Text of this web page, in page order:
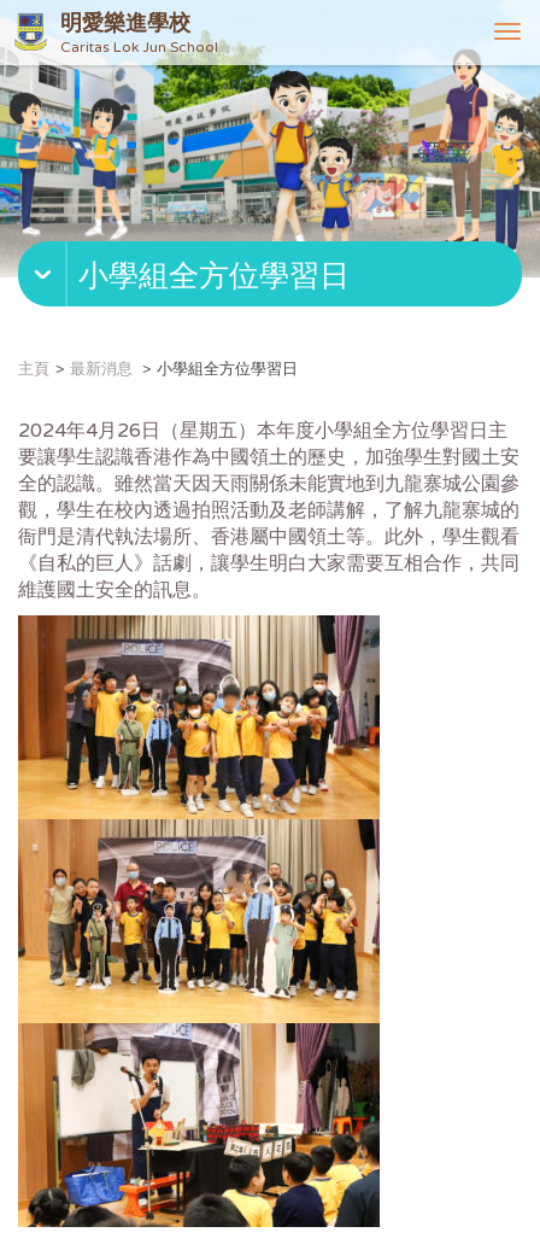
明愛樂進學校
Caritas Lok Jun School
T
o
g
g
l
e
n
v
g
n
小學組全方位學習日
主頁 最新消息 小學組全方位學習日
2024年4月26日（星期五）本年度小學組全方位學習日主
要讓學生認識香港作為中國領土的歷史，加強學生對國土安
全的認識。雖然當天因天雨關係未能實地到九龍寨城公園參
觀，學生在校內透過拍照活動及老師講解，了解九龍寨城的
衙門是清代執法場所、香港屬中國領土等。此外，學生觀看
《自私的巨人》話劇，讓學生明白大家需要互相合作，共同
維護國土安全的訊息。